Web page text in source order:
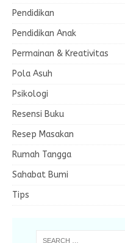
Pendidikan
Pendidikan Anak
Permainan & Kreativitas
Pola Asuh
Psikologi
Resensi Buku
Resep Masakan
Rumah Tangga
Sahabat Bumi
Tips